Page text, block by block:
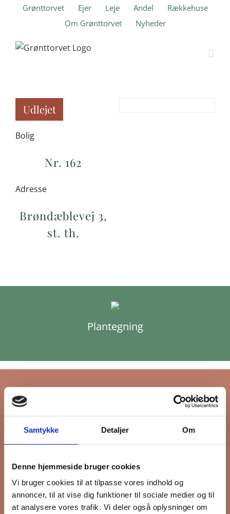
Samtykke Detaljer Om
Denne hjemmeside bruger cookies
Vi bruger cookies til at tilpasse vores indhold og
annoncer, til at vise dig funktioner til sociale medier og til
at analysere vores trafik. Vi deler også oplysninger om
Grønttorvet Ejer Leje Andel
Rækkehuse
Om Grønttorvet
Nyheder
Udlejet
Bolig
Nr. 162
Adresse
Brøndæblevej 3,
st. th.
Plantegning
Tilmeld dig FB
nyhedsbrev